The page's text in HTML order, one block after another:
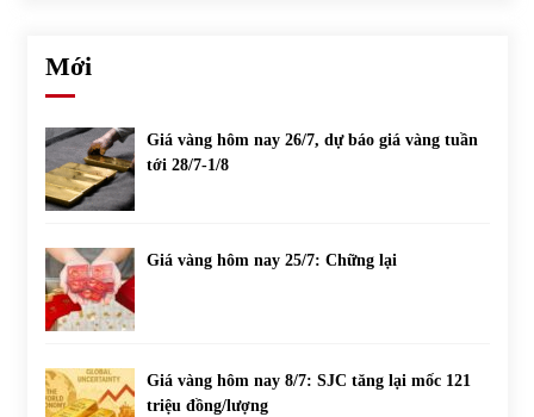
Mới
Giá vàng hôm nay 26/7, dự báo giá vàng tuần
tới 28/7-1/8
Giá vàng hôm nay 25/7: Chững lại
Giá vàng hôm nay 8/7: SJC tăng lại mốc 121
triệu đồng/lượng